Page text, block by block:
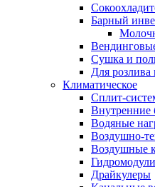
Барный
Сушка и
Для розлива
Климатическое
Сплит-
Внутренние
Водяные
Воздушно-
Воздушные
Гидромодули
Драйкулеры